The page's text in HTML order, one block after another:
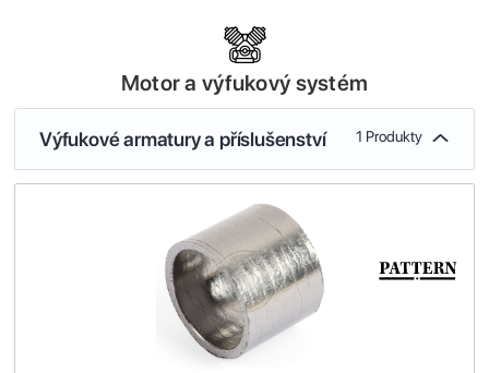
Motor a výfukový systém
Výfukové armatury a příslušenství 1 Produkty